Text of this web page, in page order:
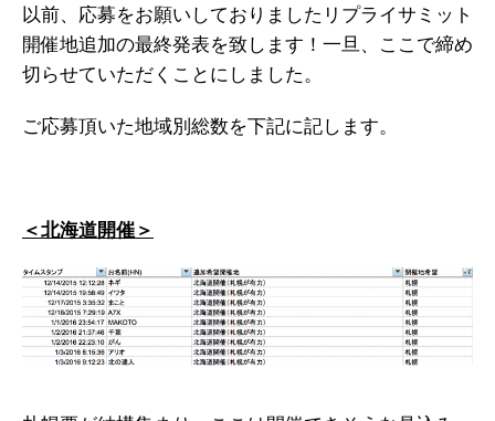
以前、応募をお願いしておりましたリプライサミット
開催地追加の最終発表を致します！一旦、ここで締め
切らせていただくことにしました。
ご応募頂いた地域別総数を下記に記します。
＜北海道開催＞